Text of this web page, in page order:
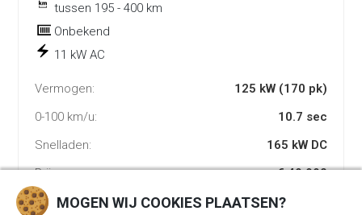
tussen 195 - 400 km
Onbekend
11 kW AC
Vermogen:
125 kW (170 pk)
0-100 km/u:
10.7 sec
Snelladen:
165 kW DC
Prijs:
€ 49.990
MOGEN WIJ COOKIES PLAATSEN?